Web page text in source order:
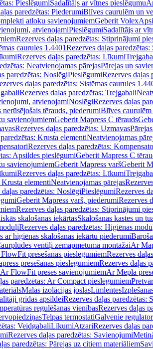
PieslēgumiSadalītājs ar vītnes pieslēgumu
paredzētas: PiederumiBlīves caurulēm un
atloku savienojumiemGeberit Volex
atvienojamiPieslēgumiSadalītājs ar
Rezerves daļas paredzētas: Stiprinājumi
caurules 1.4401Rezerves daļas
Rezerves daļas paredzētas: Līkumi
Neatvienojamas pārejasPārejas un
paredzētas: NoslēgiPieslēgumiRezerves daļas
daļas paredzētas: Sistēmas caurules
Rezerves daļas paredzētas: Trejgabali
atvienojamiNoslēgiRezerves daļas
tērauds, piederumiBlīves
savienojumiemGeberit Mapress C tērauds
Rezerves daļas paredzētas: UzmavasPārejas
Krusta elementiNeatvienojamas
Rezerves daļas paredzētas:
Apsildes pieslēgumiGeberit Mapress C
savienojumiemGeberit Mapress varšGeberit
Rezerves daļas paredzētas: Līkumi
Krusta elementiNeatvienojamas pārejas
paredzētas: NoslēgiPieslēgumiRezerves
Geberit Mapress varš, piederumiRezerves
Rezerves daļas paredzētas: Stiprinājumi
skalošanas iekārtasSkalošanas kastes un
Rezerves daļas paredzētas: Higiēnas
ar higiēnas skalošanas iekārtu piederumi
ventiļi zemapmetuma montāžaiAr
presēšanas pieslēgumiemRezerves
presēšanas pieslēgumiemRezerves daļas
Ar FlowFit preses savienojumiemAr Mepla
paredzētas: Ar Compact pieslēgumiem
Malas izolācijas joslasLīmlentes
grīdas apsildeiRezerves daļas paredzētas:
regulēšanas vienībasRezerves daļas
Telpas termostatiGalvenie
VeidgabaliLīkumiAtzariRezerves daļas
Rezerves daļas paredzētas: Savienojumi
paredzētas: Pārejas uz citiem materiāliem